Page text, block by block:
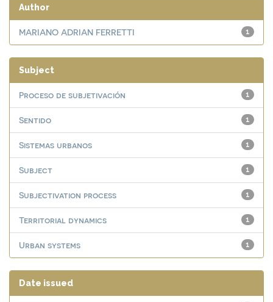
Author
1
MARIANO ADRIAN FERRETTI
Subject
1
Proceso de subjetivación
1
Sentido
1
Sistemas urbanos
1
Subject
1
Subjectivation process
1
Territorial dynamics
1
Urban systems
Date issued